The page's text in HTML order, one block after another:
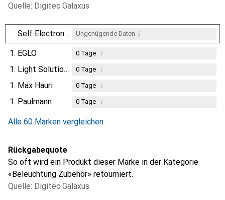
Quelle: Digitec Galaxus
Self Electronics Ungenügende Daten i
1. EGLO 0Tage i
1. Light Solutions 0Tage i
1. Max Hauri 0Tage i
1. Paulmann 0Tage i
Alle 60 Marken vergleichen
Rückgabequote
So oft wird ein Produkt dieser Marke in der Kategorie
«Beleuchtung Zubehör» retourniert.
Quelle: Digitec Galaxus